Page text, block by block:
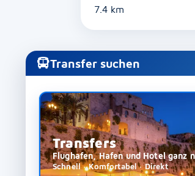
7.4 km
Transfer suchen
Transfers
Flughafen, Hafen und Hotel ganz
Schnell · Komfortabel · Direkt